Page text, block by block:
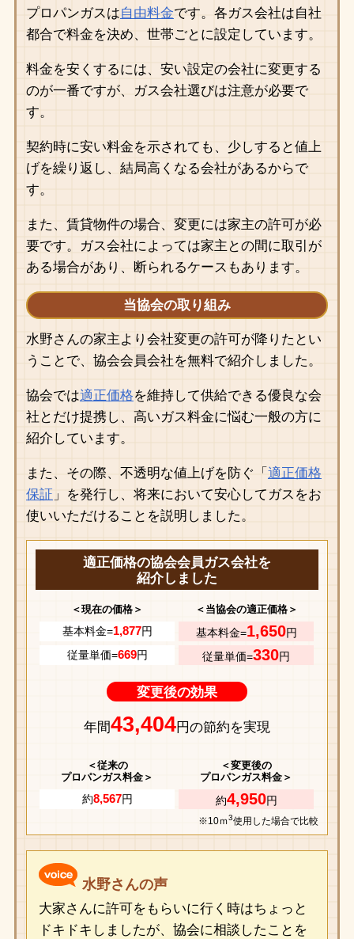
プロパンガスは自由料金です。各ガス会社は自社
都合で料金を決め、世帯ごとに設定しています。
料金を安くするには、安い設定の会社に変更する
のが一番ですが、ガス会社選びは注意が必要で
す。
契約時に安い料金を示されても、少しすると値上
げを繰り返し、結局高くなる会社があるからで
す。
また、賃貸物件の場合、変更には家主の許可が必
要です。ガス会社によっては家主との間に取引が
ある場合があり、断られるケースもあります。
当協会の取り組み
水野さんの家主より会社変更の許可が降りたとい
うことで、協会会員会社を無料で紹介しました。
協会では適正価格を維持して供給できる優良な会
社とだけ提携し、高いガス料金に悩む一般の方に
紹介しています。
また、その際、不透明な値上げを防ぐ「 適正価格
保証 」を発行し、将来において安心してガスをお
使いいただけることを説明しました。
適正価格の協会会員ガス会社を
紹介しました
＜現在の価格＞ ＜当協会の適正価格＞
基本料金=1,877円 基本料金=1,650円
従量単価=669円 従量単価=330円
変更後の効果
年間43,404円の節約を実現
＜従来の
プロパンガス料金＞
＜変更後の
プロパンガス料金＞
約8,567円 約4,950円
※10ｍ3使用した場合で比較
水野さんの声
大家さんに許可をもらいに行く時はちょっと
ドキドキしましたが、協会に相談したことを